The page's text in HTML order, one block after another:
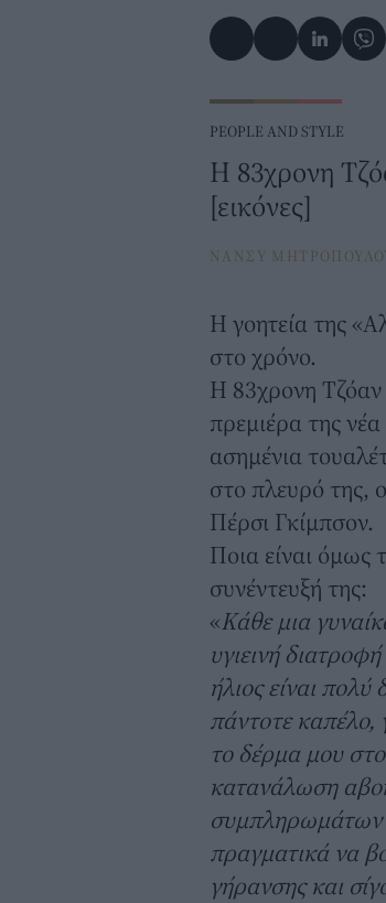
PEOPLE AND STYLE
Η 83χρονη
[εικόνες]
ΝΑΝΣΥ
Η γοητεία της
στο χρόνο.
Η 83χρονη
πρεμιέρα της
ασημένια
στο πλευρό της,
Πέρσι Γκίμπσον.
Ποια είναι όμως
συνέντευξή της:
«Κάθε μια
υγιεινή
ήλιος είναι
πάντοτε καπέλο,
το δέρμα μου
κατανάλωση
συμπληρωμάτων
πραγματικά να
γήρανσης και